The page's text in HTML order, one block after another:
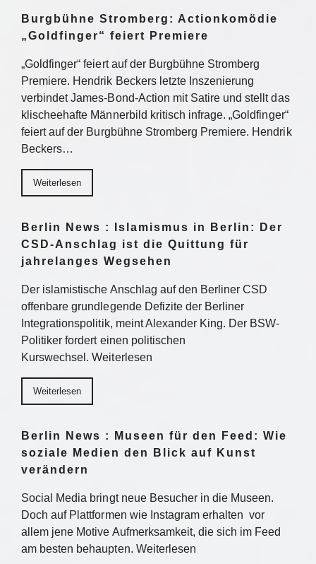
Burgbühne Stromberg: Actionkomödie
„Goldfinger“ feiert Premiere
„Goldfinger“ feiert auf der Burgbühne Stromberg
Premiere. Hendrik Beckers letzte Inszenierung
verbindet James-Bond-Action mit Satire und stellt das
klischeehafte Männerbild kritisch infrage. „Goldfinger“
feiert auf der Burgbühne Stromberg Premiere. Hendrik
Beckers…
Weiterlesen
Berlin News : Islamismus in Berlin: Der
CSD-Anschlag ist die Quittung für
jahrelanges Wegsehen
Der islamistische Anschlag auf den Berliner CSD
offenbare grundlegende Defizite der Berliner
Integrationspolitik, meint Alexander King. Der BSW-
Politiker fordert einen politischen
Kurswechsel. Weiterlesen
Weiterlesen
Berlin News : Museen für den Feed: Wie
soziale Medien den Blick auf Kunst
verändern
Social Media bringt neue Besucher in die Museen.
Doch auf Plattformen wie Instagram erhalten vor
allem jene Motive Aufmerksamkeit, die sich im Feed
am besten behaupten. Weiterlesen